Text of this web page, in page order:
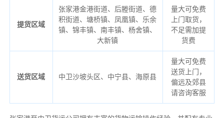
提货区域
张家港金港街道、后塍街道、德
积街道、塘桥镇、凤凰镇、乐余
镇、锦丰镇、南丰镇、杨舍镇、
大新镇
量大可免费
上门取货，
不足需加提
货费
送货区域 中卫沙坡头区、中宁县、海原县
量大可免费
送货上门，
偏远及郊县
请咨询客服